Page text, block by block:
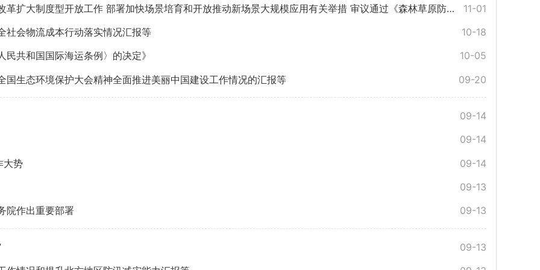
11-01
度型开放工作 部署加快场景培育和开放推动新场景大规模应用有关举措 审议通过《森林草原防灭火条例（草案）》
10-18
社会物流成本行动落实情况汇报等
10-05
共和国国际海运条例〉的决定》
09-20
生态环境保护大会精神全面推进美丽中国建设工作情况的汇报等
09-14
09-14
09-14
大势
09-13
09-13
院作出重要部署
09-13